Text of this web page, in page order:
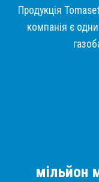
Продукція
компанія є
мільйон